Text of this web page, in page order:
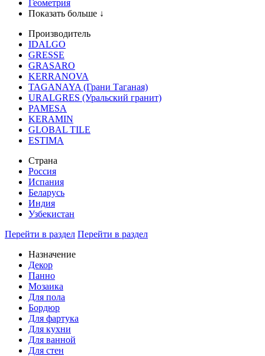
Геометрия
Показать больше ↓
Производитель
IDALGO
GRESSE
GRASARO
KERRANOVA
TAGANAYA (Грани Таганая)
URALGRES (Уральский гранит)
PAMESA
KERAMIN
GLOBAL TILE
ESTIMA
Страна
Россия
Испания
Беларусь
Индия
Узбекистан
Перейти в раздел Перейти в раздел
Назначение
Декор
Панно
Мозаика
Для пола
Бордюр
Для фартука
Для кухни
Для ванной
Для стен